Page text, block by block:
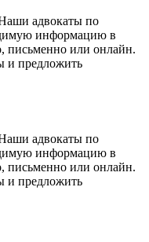
адвокаты по
информацию в
письменно или онлайн.
и предложить
адвокаты по
информацию в
письменно или онлайн.
и предложить